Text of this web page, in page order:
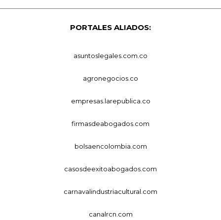
PORTALES ALIADOS:
asuntoslegales.com.co
agronegocios.co
empresas.larepublica.co
firmasdeabogados.com
bolsaencolombia.com
casosdeexitoabogados.com
carnavalindustriacultural.com
canalrcn.com